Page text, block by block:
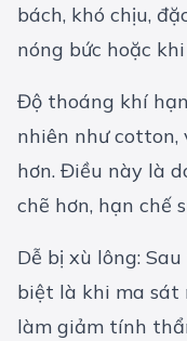
bách, khó chịu,
nóng bức hoặc
Độ thoáng khí
nhiên như
hơn. Điều này là
chẽ hơn, hạn chế
Dễ bị xù lông:
biệt là khi ma sát
làm giảm tính